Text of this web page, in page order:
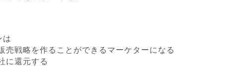
は
戦略を作ることができるマーケターになる
に還元する